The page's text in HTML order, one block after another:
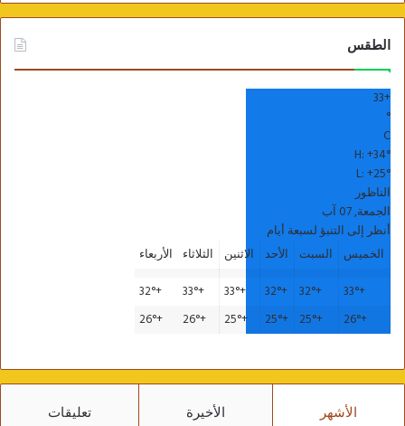
الطقس
+
33
°
C
H:+34°
L:+25°
الناظور
الجمعة, 07 آب
أنظر إلى التنبؤ لسبعة أيام
الخميس
السبت الأحد الاثنين الثلاثاء
الأربعاء
+
33°
+
32°
+
32°
+
33°
+
33°
+
32°
+
26°
+
25°
+
25°
+
25°
+
26°
+
26°
الأشهر الأخيرة تعليقات